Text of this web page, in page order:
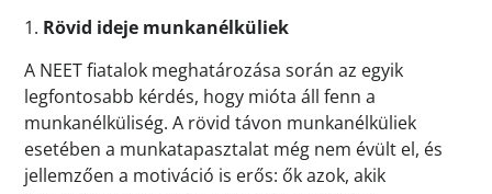
1. Rövid ideje munkanélküliek
A NEET fiatalok meghatározása során az egyik
legfontosabb kérdés, hogy mióta áll fenn a
munkanélküliség. A rövid távon munkanélküliek
esetében a munkatapasztalat még nem évült el, és
jellemzően a motiváció is erős: ők azok, akik